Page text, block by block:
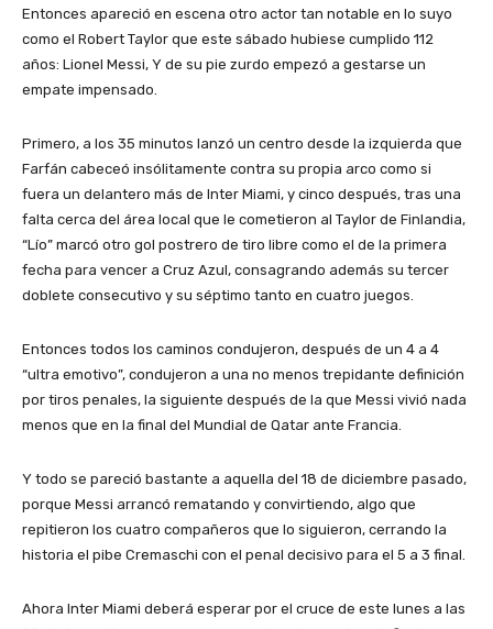
Entonces apareció en escena otro actor tan notable en lo suyo
como el Robert Taylor que este sábado hubiese cumplido 112
años: Lionel Messi, Y de su pie zurdo empezó a gestarse un
empate impensado.
Primero, a los 35 minutos lanzó un centro desde la izquierda que
Farfán cabeceó insólitamente contra su propia arco como si
fuera un delantero más de Inter Miami, y cinco después, tras una
falta cerca del área local que le cometieron al Taylor de Finlandia,
“Lío” marcó otro gol postrero de tiro libre como el de la primera
fecha para vencer a Cruz Azul, consagrando además su tercer
doblete consecutivo y su séptimo tanto en cuatro juegos.
Entonces todos los caminos condujeron, después de un 4 a 4
“ultra emotivo”, condujeron a una no menos trepidante definición
por tiros penales, la siguiente después de la que Messi vivió nada
menos que en la final del Mundial de Qatar ante Francia.
Y todo se pareció bastante a aquella del 18 de diciembre pasado,
porque Messi arrancó rematando y convirtiendo, algo que
repitieron los cuatro compañeros que lo siguieron, cerrando la
historia el pibe Cremaschi con el penal decisivo para el 5 a 3 final.
Ahora Inter Miami deberá esperar por el cruce de este lunes a las